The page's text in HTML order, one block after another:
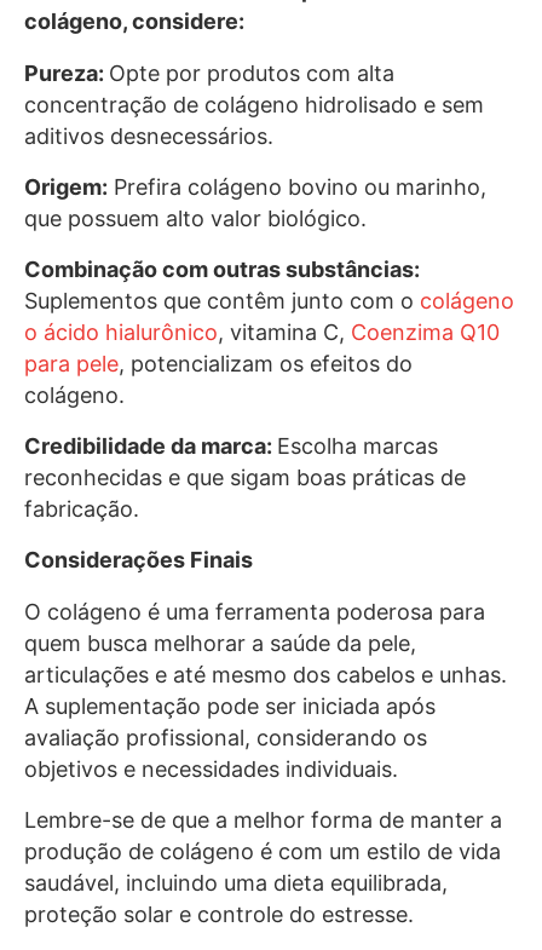
colágeno, considere:
Pureza: Opte por produtos com alta
concentração de colágeno hidrolisado e sem
aditivos desnecessários.
Origem: Prefira colágeno bovino ou marinho,
que possuem alto valor biológico.
Combinação com outras substâncias:
Suplementos que contêm junto com o colágeno
o ácido hialurônico, vitamina C, Coenzima Q10
para pele, potencializam os efeitos do
colágeno.
Credibilidade da marca: Escolha marcas
reconhecidas e que sigam boas práticas de
fabricação.
Considerações Finais
O colágeno é uma ferramenta poderosa para
quem busca melhorar a saúde da pele,
articulações e até mesmo dos cabelos e unhas.
A suplementação pode ser iniciada após
avaliação profissional, considerando os
objetivos e necessidades individuais.
Lembre-se de que a melhor forma de manter a
produção de colágeno é com um estilo de vida
saudável, incluindo uma dieta equilibrada,
proteção solar e controle do estresse.